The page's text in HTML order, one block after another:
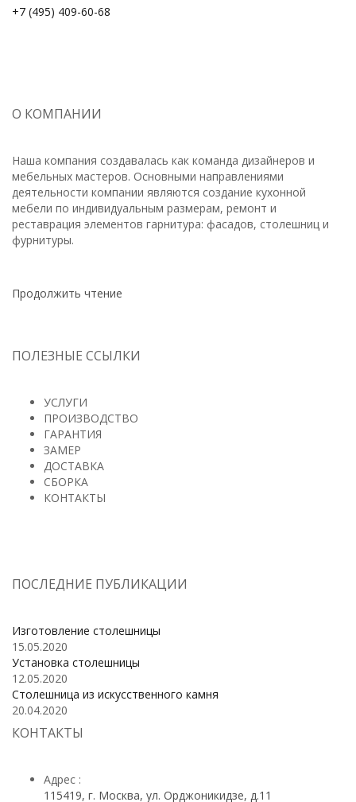
+7 (495) 409-60-68
О КОМПАНИИ
Наша компания создавалась как команда дизайнеров и
мебельных мастеров. Основными направлениями
деятельности компании являются создание кухонной
мебели по индивидуальным размерам, ремонт и
реставрация элементов гарнитура: фасадов, столешниц и
фурнитуры.
Продолжить чтение
ПОЛЕЗНЫЕ ССЫЛКИ
УСЛУГИ
ПРОИЗВОДСТВО
ГАРАНТИЯ
ЗАМЕР
ДОСТАВКА
СБОРКА
КОНТАКТЫ
ПОСЛЕДНИЕ ПУБЛИКАЦИИ
Изготовление столешницы
15.05.2020
Установка столешницы
12.05.2020
Столешница из искусственного камня
20.04.2020
КОНТАКТЫ
Адрес :
115419, г. Москва, ул. Орджоникидзе, д.11